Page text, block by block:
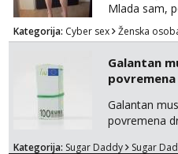
Mlada sam,
guzom. 😉
Google chat/
Kategorija: Cyber sex Ženska
Galantan
Galantan
povremena
Kategorija: Sugar Daddy Sugar